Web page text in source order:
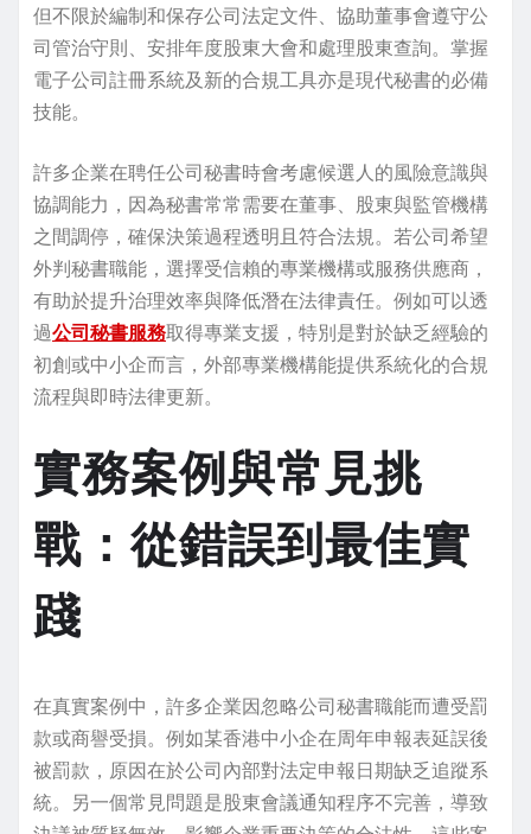
但不限於編制和保存公司法定文件、協助董事會遵守公
司管治守則、安排年度股東大會和處理股東查詢。掌握
電子公司註冊系統及新的合規工具亦是現代秘書的必備
技能。
許多企業在聘任公司秘書時會考慮候選人的風險意識與
協調能力，因為秘書常常需要在董事、股東與監管機構
之間調停，確保決策過程透明且符合法規。若公司希望
外判秘書職能，選擇受信賴的專業機構或服務供應商，
有助於提升治理效率與降低潛在法律責任。例如可以透
過公司秘書服務取得專業支援，特別是對於缺乏經驗的
初創或中小企而言，外部專業機構能提供系統化的合規
流程與即時法律更新。
實務案例與常見挑
戰：從錯誤到最佳實
踐
在真實案例中，許多企業因忽略公司秘書職能而遭受罰
款或商譽受損。例如某香港中小企在周年申報表延誤後
被罰款，原因在於公司內部對法定申報日期缺乏追蹤系
統。另一個常見問題是股東會議通知程序不完善，導致